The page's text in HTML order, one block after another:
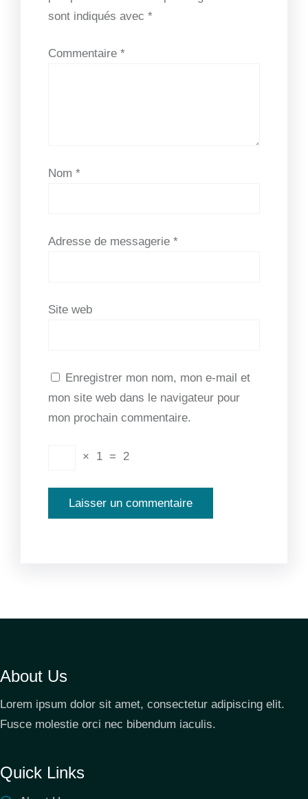
sont indiqués avec *
Commentaire *
Nom *
Adresse de messagerie *
Site web
Enregistrer mon nom, mon e-mail et
mon site web dans le navigateur pour
mon prochain commentaire.
× 1 = 2
About Us
Lorem ipsum dolor sit amet, consectetur adipiscing elit.
Fusce molestie orci nec bibendum iaculis.
Quick Links